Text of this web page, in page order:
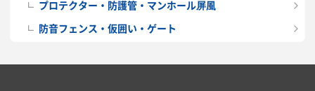
プロテクター・防護管・マンホール屏風
防音フェンス・仮囲い・ゲート